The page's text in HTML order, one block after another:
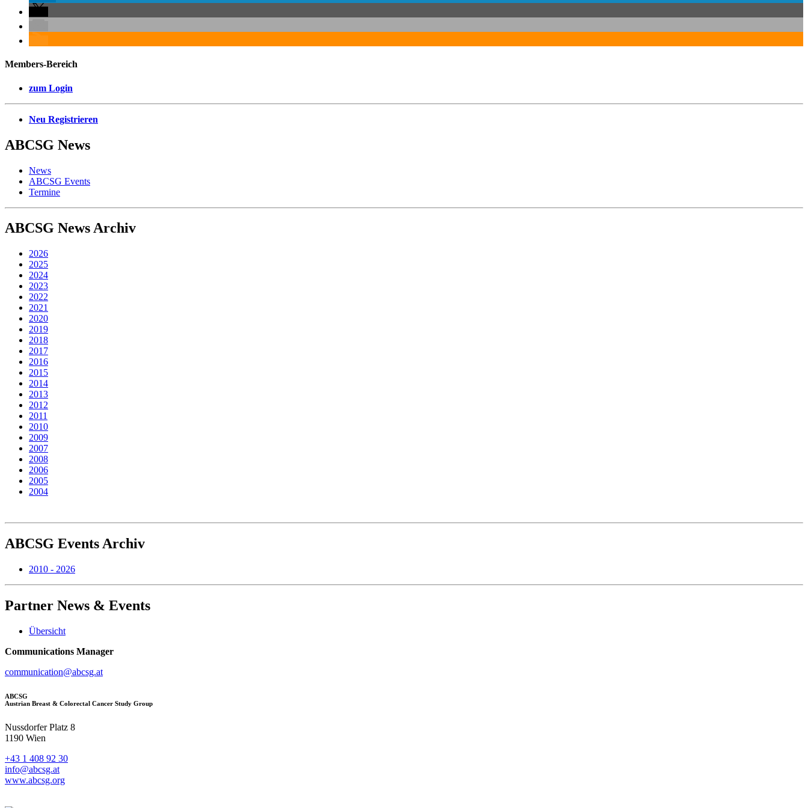
Members-Bereich
zum Login
Neu Registrieren
ABCSG News
News
ABCSG Events
Termine
ABCSG News Archiv
2026
2025
2024
2023
2022
2021
2020
2019
2018
2017
2016
2015
2014
2013
2012
2011
2010
2009
2007
2008
2006
2005
2004
ABCSG Events Archiv
2010 - 2026
Partner News & Events
Übersicht
Communications Manager
communication@abcsg.at
ABCSG
Austrian Breast & Colorectal Cancer Study Group
Nussdorfer Platz 8
1190 Wien
+43 1 408 92 30
info@abcsg.at
www.abcsg.org